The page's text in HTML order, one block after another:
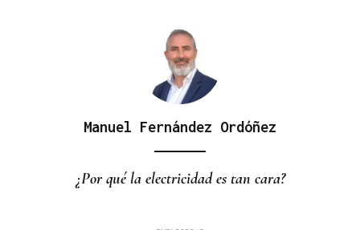
Manuel Fernández Ordóñez
¿Por qué la electricidad es tan cara?